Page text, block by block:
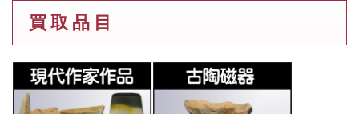
買 取 品 目